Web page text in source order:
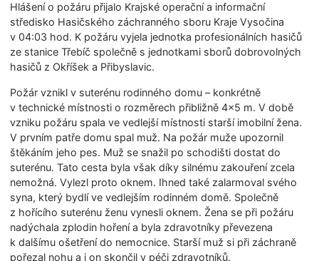
Hlášení o požáru přijalo Krajské operační a informační
středisko Hasičského záchranného sboru Kraje Vysočina
v 04:03 hod. K požáru vyjela jednotka profesionálních hasičů
ze stanice Třebíč společně s jednotkami sborů dobrovolných
hasičů z Okříšek a Přibyslavic.
Požár vznikl v suterénu rodinného domu – konkrétně
v technické místnosti o rozměrech přibližně 4×5 m. V době
vzniku požáru spala ve vedlejší místnosti starší imobilní žena.
V prvním patře domu spal muž. Na požár muže upozornil
štěkáním jeho pes. Muž se snažil po schodišti dostat do
suterénu. Tato cesta byla však díky silnému zakouření zcela
nemožná. Vylezl proto oknem. Ihned také zalarmoval svého
syna, který bydlí ve vedlejším rodinném domě. Společně
z hořícího suterénu ženu vynesli oknem. Žena se při požáru
nadýchala zplodin hoření a byla zdravotníky převezena
k dalšímu ošetření do nemocnice. Starší muž si při záchraně
pořezal nohu a i on skončil v péči zdravotníků.